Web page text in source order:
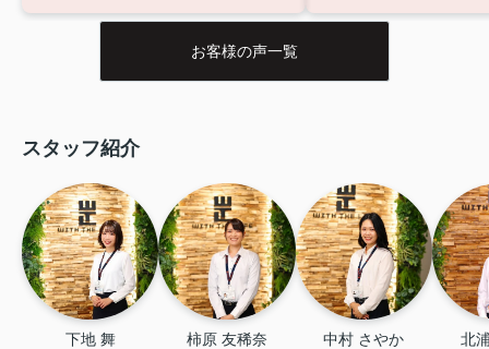
これからの新生活楽しみです！担
また機会があればお願いしたいで
ました。元住んでいた
と僕はよく迷子になり、
した！！
お客様の声一覧
スタッフ紹介
下地 舞 柿原 友稀奈 中村 さやか 北